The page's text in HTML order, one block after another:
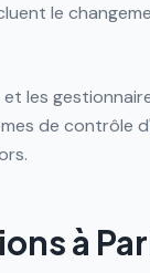
le
les
de contrôle
à